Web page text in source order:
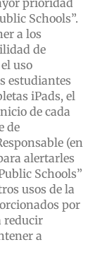
Schools”.
a los
de
uso
estudiantes
iPads, el
de cada
de
(en
alertarles
Schools”
usos de la
por
reducir
a